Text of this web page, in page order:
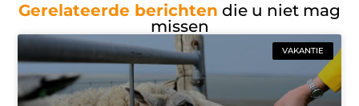
Gerelateerde berichten die u niet mag
missen
VAKANTIE